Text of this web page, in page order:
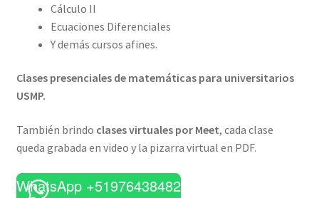
Cálculo II
Ecuaciones Diferenciales
Y demás cursos afines.
Clases presenciales de matemáticas para universitarios
USMP.
También brindo clases virtuales por Meet, cada clase
queda grabada en video y la pizarra virtual en PDF.
WhatsApp +51976438482